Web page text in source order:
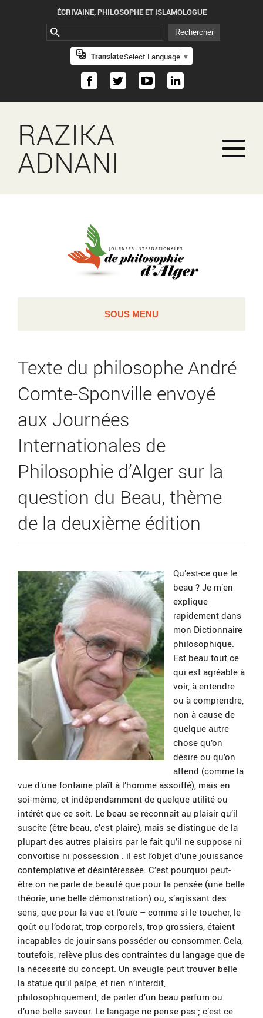
ÉCRIVAINE, PHILOSOPHE ET ISLAMOLOGUE
TranslateSelect Language ▼
RAZIKA
ADNANI
SOUS MENU
Texte du philosophe André
Comte-Sponville envoyé
aux Journées
Internationales de
Philosophie d’Alger sur la
question du Beau, thème
de la deuxième édition
Qu’est-ce que le
beau ? Je m’en
explique
rapidement dans
mon Dictionnaire
philosophique.
Est beau tout ce
qui est agréable à
voir, à entendre
ou à comprendre,
non à cause de
quelque autre
chose qu’on
désire ou qu’on
attend (comme la
vue d’une fontaine plaît à l’homme assoiffé), mais en
soi-même, et indépendamment de quelque utilité ou
intérêt que ce soit. Le beau se reconnaît au plaisir qu’il
suscite (être beau, c’est plaire), mais se distingue de la
plupart des autres plaisirs par le fait qu’il ne suppose ni
convoitise ni possession : il est l’objet d’une jouissance
contemplative et désintéressée. C’est pourquoi peut-
être on ne parle de beauté que pour la pensée (une belle
théorie, une belle démonstration) ou, s’agissant des
sens, que pour la vue et l’ouïe – comme si le toucher, le
goût ou l’odorat, trop corporels, trop grossiers, étaient
incapables de jouir sans posséder ou consommer. Cela,
toutefois, relève plus des contraintes du langage que de
la nécessité du concept. Un aveugle peut trouver belle
la statue qu’il palpe, et rien n’interdit,
philosophiquement, de parler d’un beau parfum ou
d’une belle saveur. Le langage ne pense pas ; c’est ce